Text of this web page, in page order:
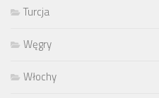
Turcja
Węgry
Włochy